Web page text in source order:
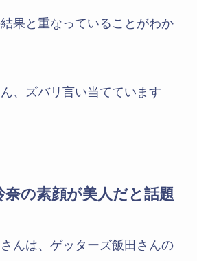
果と重なっていることがわか
、ズバリ言い当てています
の素顔が美人だと話題
んは、ゲッターズ飯田さんの